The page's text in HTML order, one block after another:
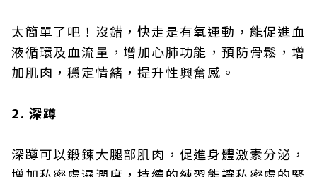
太簡單了吧！沒錯，快走是有氧運動，能促進血
液循環及血流量，增加心肺功能，預防骨鬆，增
加肌肉，穩定情緒，提升性興奮感。
2. 深蹲
深蹲可以鍛鍊大腿部肌肉，促進身體激素分泌，